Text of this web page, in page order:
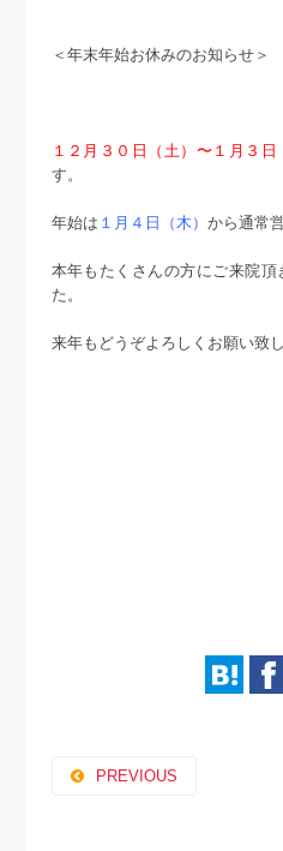
＜年末年始お休みのお知らせ＞
１２月３０日（土）〜１月３日
す。
年始は １月４日（木） から通常
本年もたくさんの方にご来院
た。
来年もどうぞよろしくお願い致
PREVIOUS